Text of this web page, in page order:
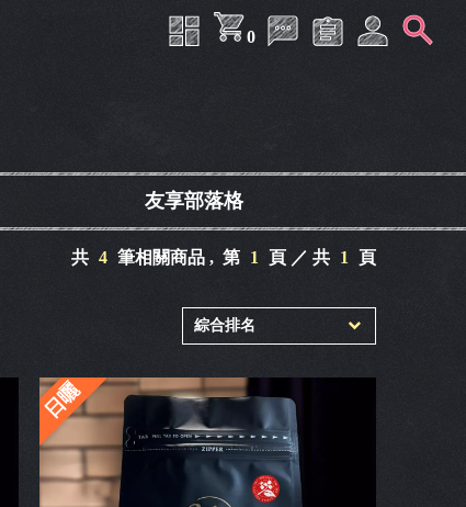
0
友享部落格
共 4 筆相關商品 , 第 1 頁 ／ 共 1 頁
日曬